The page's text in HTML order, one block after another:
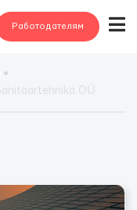
Работодателям